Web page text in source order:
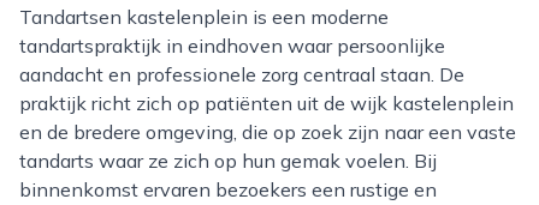
Tandartsen kastelenplein is een moderne
tandartspraktijk in eindhoven waar persoonlijke
aandacht en professionele zorg centraal staan. De
praktijk richt zich op patiënten uit de wijk kastelenplein
en de bredere omgeving, die op zoek zijn naar een vaste
tandarts waar ze zich op hun gemak voelen. Bij
binnenkomst ervaren bezoekers een rustige en